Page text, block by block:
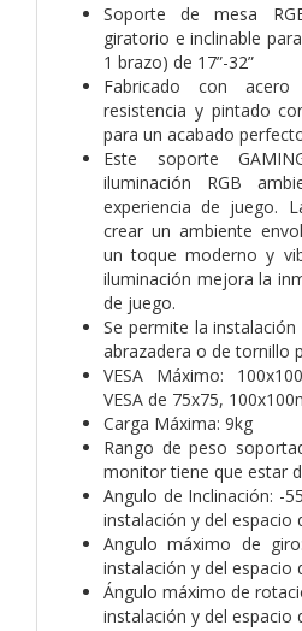
Soporte de mesa
giratorio e inclinable
1 brazo) de 17”-32”
Fabricado con
resistencia y pintado
para un acabado
Este soporte
iluminación RGB
experiencia de juego.
crear un ambiente
un toque moderno y
iluminación mejora la
de juego.
Se permite la
abrazadera o de tornillo
VESA Máximo:
VESA de 75x75,
Carga Máxima: 9kg
Rango de peso
monitor tiene que estar
Angulo de Inclinación: -
instalación y del espacio
Angulo máximo de
instalación y del espacio
Ángulo máximo de
instalación y del espacio